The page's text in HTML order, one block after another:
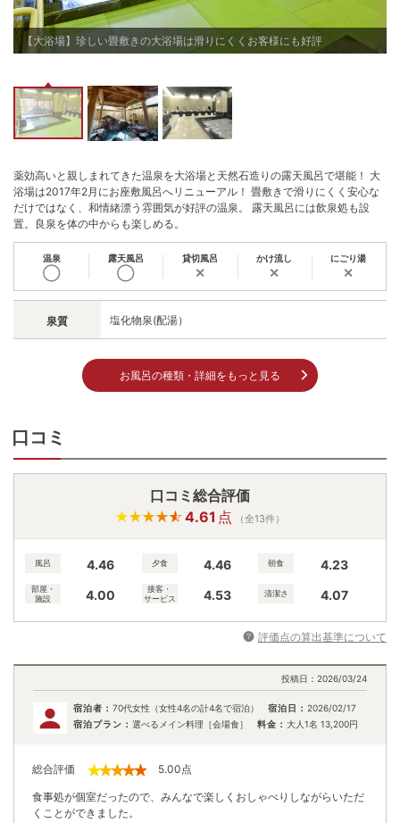
【大浴場】珍しい畳敷きの大浴場は滑りにくくお客様にも好評
薬効高いと親しまれてきた温泉を大浴場と天然石造りの露天風呂で堪能！ 大
浴場は2017年2月にお座敷風呂へリニューアル！ 畳敷きで滑りにくく安心な
だけではなく、和情緒漂う雰囲気が好評の温泉。 露天風呂には飲泉処も設
置。良泉を体の中からも楽しめる。
温泉
◯
露天風呂
◯
貸切風呂
✕
かけ流し
✕
にごり湯
✕
泉質 塩化物泉(配湯）
お風呂の種類・詳細をもっと見る
口コミ
口コミ総合評価
4.61 点 （全13件）
風呂 4.46 夕食 4.46 朝食 4.23
部屋・
施設
4.00
接客・
サービス
4.53 清潔さ 4.07
評価点の算出基準について
投稿日： 2026/03/24
宿泊者： 70代女性（女性4名の計4名で宿泊） 宿泊日： 2026/02/17
宿泊プラン： 選べるメイン料理［会場食］ 料金： 大人1名 13,200円
総合評価 5.00 点
食事処が個室だったので、みんなで楽しくおしゃべりしながらいただ
くことができました。